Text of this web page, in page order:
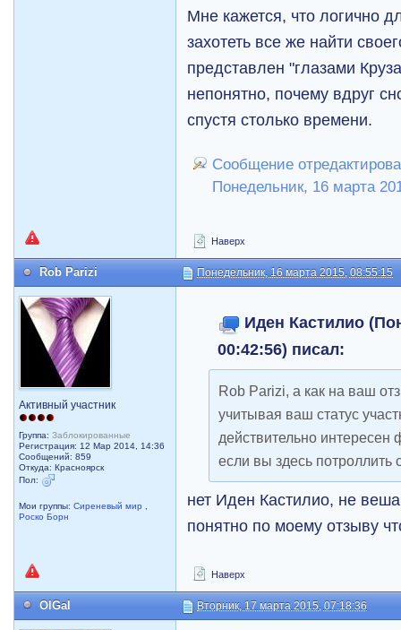
Мне кажется, что логично
захотеть все же найти
представлен "глазами
непонятно, почему вдруг
спустя столько времени.
Сообщение
Понедельник, 16 марта
Наверх
Rob Parizi Понедельник, 16 марта 2015, 08:55:15
Активный участник
Группа:Заблокированные
Регистрация: 12 Мар 2014, 14:36
Сообщений: 859
Откуда: Красноярск
Пол:
Мои группы:Сиреневый мир
Роско Борн
Иден Кастилио
00:42:56) писал:
Rob Parizi, а как на ваш
учитывая ваш статус
действительно
если вы здесь потроллить
нет Иден Кастилио, не
понятно по моему отзыву
Наверх
OlGal Вторник, 17 марта 2015, 07:18:36